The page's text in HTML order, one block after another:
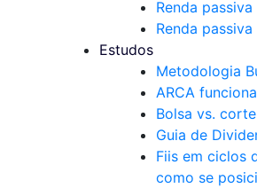
Renda
Renda
Estudos
Metodologia
ARCA
Bolsa vs.
Guia de
Fiis em ciclos
como se